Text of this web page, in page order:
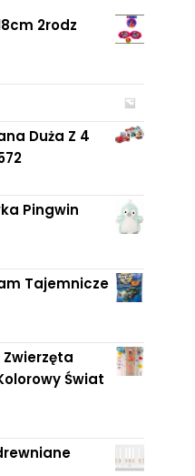
2rodz
Duża Z 4
Pingwin
Tajemnicze
Świat